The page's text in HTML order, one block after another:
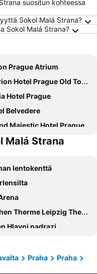
suositun kohteessa
Sokol Malá Strana?
Sokol Malá Strana?
Prague Atrium
Hotel Prague Old Town
Hotel Prague
Belvedere
Majestic Hotel Prague
Thalia
Hotel Prague
Praha Five
Rhea
Hotel Prague Towers
One Prague
Mala Strana
Malá Strana
lentokenttä
Therme Leipzig Thermal Spa
Hlavni nadrazi
Praha
Praha